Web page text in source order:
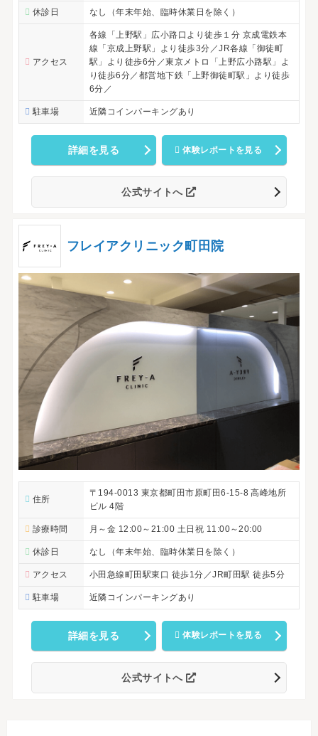
休診日 なし（年末年始、臨時休業日を除く）
アクセス
各線「上野駅」広小路口より徒歩１分 京成電鉄本
線「京成上野駅」より徒歩3分／JR各線「御徒町
駅」より徒歩6分／東京メトロ「上野広小路駅」よ
り徒歩6分／都営地下鉄「上野御徒町駅」より徒歩
6分／
駐車場 近隣コインパーキングあり
詳細を見る 体験レポートを見る
公式サイトへ
フレイアクリニック町田院
住所
〒194-0013 東京都町田市原町田6-15-8 高峰地所
ビル 4階
診療時間 月～金 12:00～21:00 土日祝 11:00～20:00
休診日 なし（年末年始、臨時休業日を除く）
アクセス 小田急線町田駅東口 徒歩1分／JR町田駅 徒歩5分
駐車場 近隣コインパーキングあり
詳細を見る 体験レポートを見る
公式サイトへ